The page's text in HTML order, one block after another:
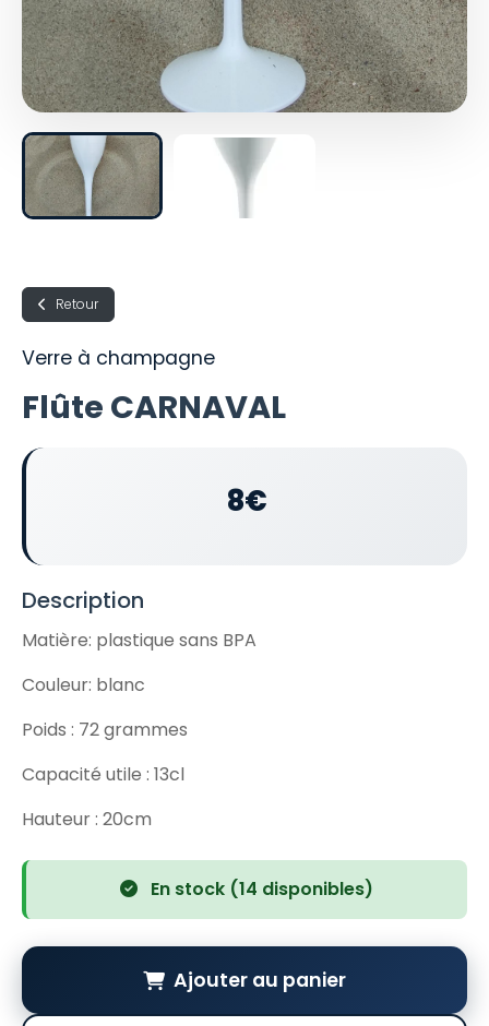
Retour
Verre à champagne
Flûte CARNAVAL
8€
Description
Matière: plastique sans BPA
Couleur: blanc
Poids : 72 grammes
Capacité utile : 13cl
Hauteur : 20cm
En stock (14 disponibles)
Ajouter au panier